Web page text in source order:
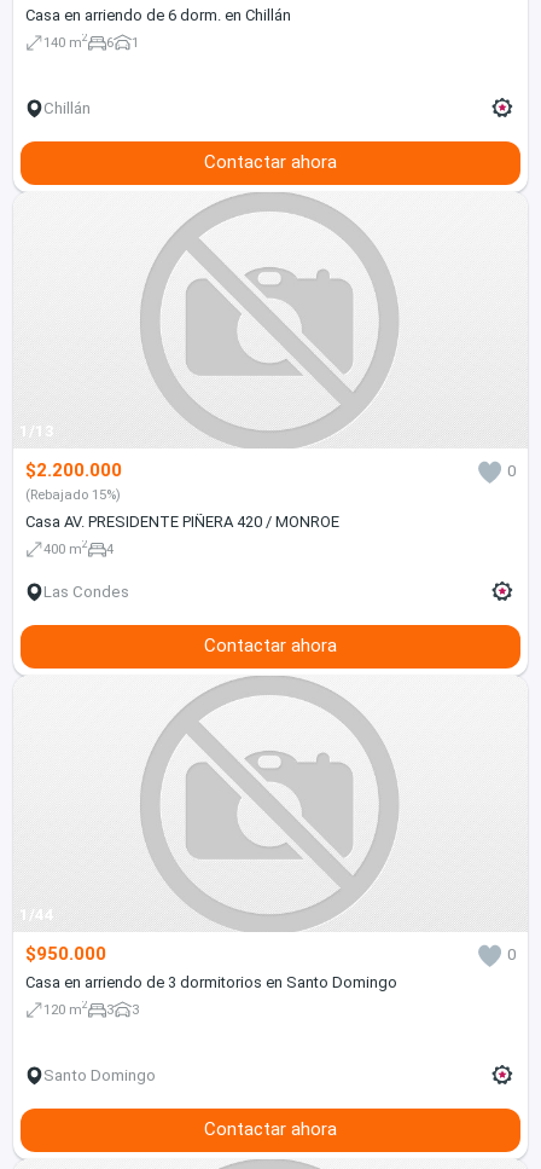
Casa en arriendo de 6 dorm. en Chillán
140 m2 6 1
Chillán
Contactar ahora
1/13
$2.200.000 0
(Rebajado 15%)
Casa AV. PRESIDENTE PIÑERA 420 / MONROE
400 m2 4
Las Condes
Contactar ahora
1/44
$950.000
0
Casa en arriendo de 3 dormitorios en Santo Domingo
120 m2 3 3
Santo Domingo
Contactar ahora